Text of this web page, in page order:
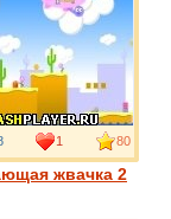
жвачка 2
1 80